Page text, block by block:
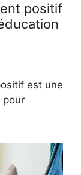
positif
est une
pour